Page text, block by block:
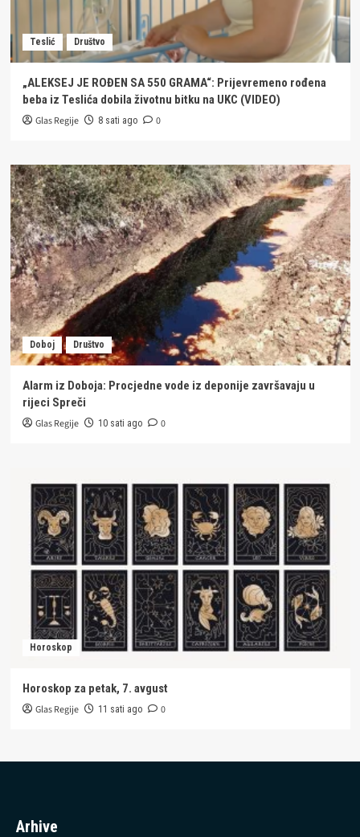
Teslić Društvo
„ALEKSEJ JE ROĐEN SA 550 GRAMA“: Prijevremeno rođena
beba iz Teslića dobila životnu bitku na UKC (VIDEO)
Glas Regije 8 sati ago 0
Doboj Društvo
Alarm iz Doboja: Procjedne vode iz deponije završavaju u
rijeci Spreči
Glas Regije 10 sati ago 0
Horoskop
Horoskop za petak, 7. avgust
Glas Regije 11 sati ago 0
Arhive